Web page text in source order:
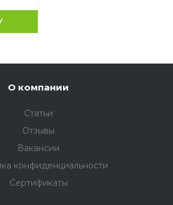
О компании
Статьи
Отзывы
Вакансии
конфиденциальности
Сертификаты